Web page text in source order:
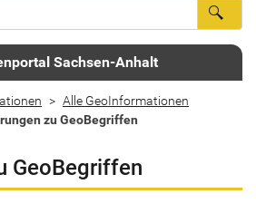
Sachsen-Anhalt
Alle GeoInformationen
zu GeoBegriffen
GeoBegriffen